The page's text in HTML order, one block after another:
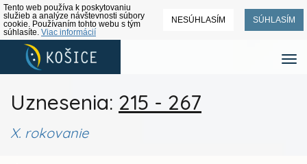
Tento web používa k poskytovaniu
služieb a analýze návštevnosti súbory
cookie. Používaním tohto webu s tým
súhlasíte. Viac informácií
NESÚHLASÍM SÚHLASÍM
Uznesenia: 215 - 267
X. rokovanie